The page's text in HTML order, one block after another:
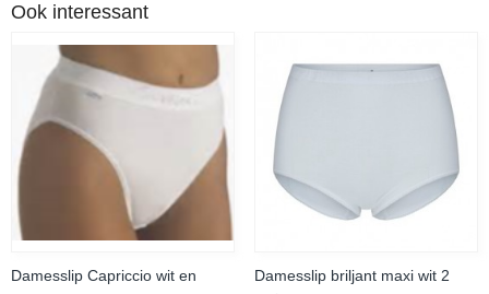
Ook interessant
Damesslip Capriccio wit en
Damesslip briljant maxi wit 2